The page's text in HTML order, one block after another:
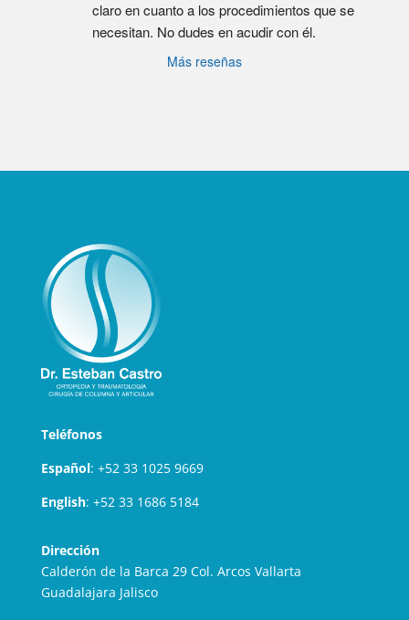
claro en cuanto a los procedimientos que se
necesitan. No dudes en acudir con él.
Más reseñas
Teléfonos
Español: +52 33 1025 9669
English: +52 33 1686 5184
Dirección
Calderón de la Barca 29 Col. Arcos Vallarta
Guadalajara Jalisco